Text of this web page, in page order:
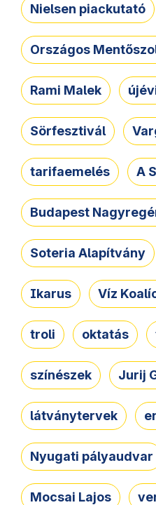
Nielsen piackutató
Országos
Rami Malek
Sörfesztivál
tarifaemelés A
Budapest
Soteria Alapítvány
Ikarus Víz
troli oktatás
színészek Jurij
látványtervek
Nyugati pályaudvar
Mocsai Lajos